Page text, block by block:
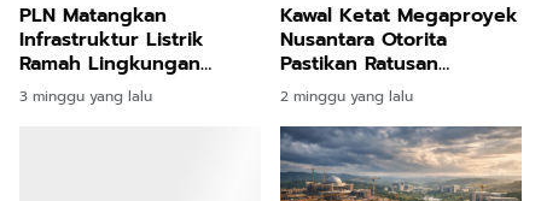
PLN Matangkan
Infrastruktur Listrik
Ramah Lingkungan
untuk Pasok Kebutuhan
Ibu Kota Nusantara
3 minggu yang lalu
Kawal Ketat Megaproyek
Nusantara Otorita
Pastikan Ratusan
Infrastruktur Penuhi
Standar Mutu Kelas
Wahid
2 minggu yang lalu